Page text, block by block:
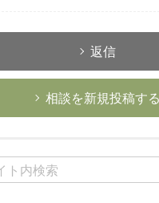
返信
相談を新規投稿する
どのカテゴリーに投稿しま